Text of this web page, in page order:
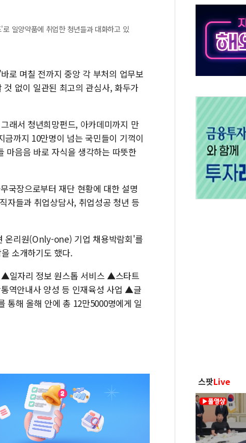
깊이가 다른 글로벌 투자 정보 GAM - 맛보기편 (8/7)
"호남 없이 민주 당권 없다"...송영길·정청래·김민
SK하이닉스, 주주환원 속도…"3분기 추가 방안 발
'무순위' 기회 왔다…신길·노량진·장위 서울 알짜 단
野 의원 42명, '사관학교 통합' 규탄 결의안 발의…이
일양약품에 취업한 청년들과 대화하고 있
로 며칠 전까지 중앙 각 부처의 업무보
없이 일관된 최고의 관심사, 화두가
래서 청년희망펀드, 아카데미까지 만
까지 10만명이 넘는 국민들이 기꺽이
마음음 바로 자식을 생각하는 따뜻한
국장으로부터 재단 현황에 대한 설명
자들과 취업상담사, 취업성공 청년 등
온리원(Only-one) 기업 채용박람회'를
소개하기도 했다.
일자리 정보 원스톱 서비스 ▲스타트
역안내사 양성 등 인재육성 사업 ▲글
통해 올해 안에 총 12만5000명에게 일
스팟Live